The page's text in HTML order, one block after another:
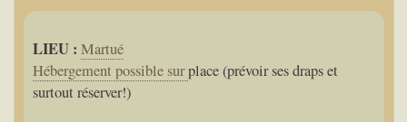
LIEU : Martué
Hébergement possible surplace (prévoir ses draps et
surtout réserver!)